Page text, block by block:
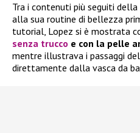
Tra i contenuti più seguiti
alla sua routine di bellezza
tutorial, Lopez si è mostrata
senza trucco e con la pelle
mentre illustrava i passaggi
direttamente dalla vasca da